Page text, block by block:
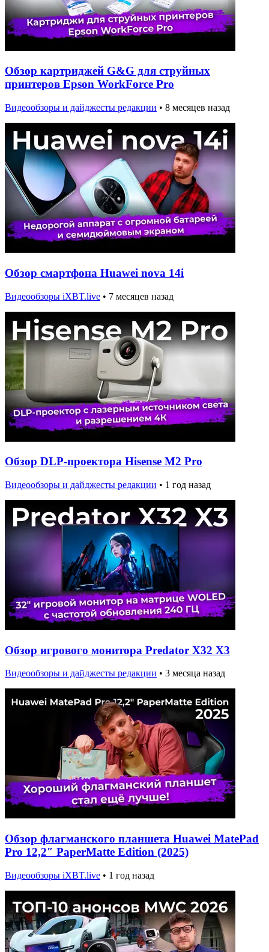
Обзор картриджей G&G для струйных
принтеров Epson WorkForce Pro
Видеообзоры и дайджесты редакции • 8 месяцев назад
Обзор смартфона Huawei nova 14i
Видеообзоры iXBT.live • 7 месяцев назад
Обзор DLP-проектора Hisense M2 Pro
Видеообзоры и дайджесты редакции • 1 год назад
Обзор игрового монитора Predator X32 X3
Видеообзоры и дайджесты редакции • 3 месяца назад
Обзор флагманского планшета Huawei MatePad
Pro 12,2″ PaperMatte Edition (2025)
Видеообзоры iXBT.live • 1 год назад